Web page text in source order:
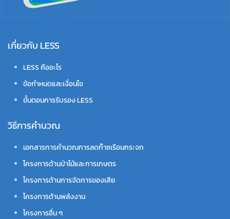
เกี่ยวกับ LESS
LESS คืออะไร
ข้อกำหนดและเงื่อนไข
ขั้นตอนการรับรอง LESS
วิธีการคำนวณ
เอกสารการคำนวณการลดก๊าซเรือนกระจก
โครงการด้านป่าไม้และการเกษตร
โครงการด้านการจัดการของเสีย
โครงการด้านพลังงาน
โครงการอื่น ๆ